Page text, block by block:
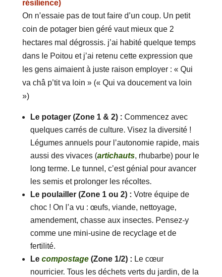
résilience)
On n’essaie pas de tout faire d’un coup. Un petit
coin de potager bien géré vaut mieux que 2
hectares mal dégrossis. j’ai habité quelque temps
dans le Poitou et j’ai retenu cette expression que
les gens aimaient à juste raison employer : « Qui
va châ p’tit va loin » (« Qui va doucement va loin
»)
Le potager (Zone 1 & 2) : Commencez avec
quelques carrés de culture. Visez la diversité !
Légumes annuels pour l’autonomie rapide, mais
aussi des vivaces (artichauts, rhubarbe) pour le
long terme. Le tunnel, c’est génial pour avancer
les semis et prolonger les récoltes.
Le poulailler (Zone 1 ou 2) : Votre équipe de
choc ! On l’a vu : œufs, viande, nettoyage,
amendement, chasse aux insectes. Pensez-y
comme une mini-usine de recyclage et de
fertilité.
Le compostage(Zone 1/2) : Le cœur
nourricier. Tous les déchets verts du jardin, de la